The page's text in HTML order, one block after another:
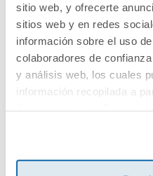
sitio web, y ofrecerte
sitios web y en redes
información sobre el uso
colaboradores de
y análisis web, los cuales
información recopilada a
¡Sé el primero en